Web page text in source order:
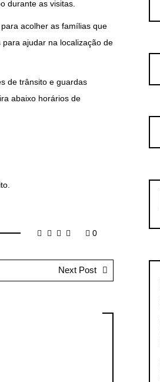
durante as visitas.
acolher as famílias que
ajudar na localização de
de trânsito e guardas
abaixo horários de
0
Next Post